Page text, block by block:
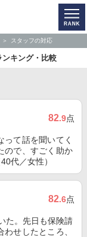
スタッフの対応
ンキング・比較
82.9点
て話を聞いてく
ので、すごく助か
代／女性）
82.6点
た。先日も保険請
せしたところ、